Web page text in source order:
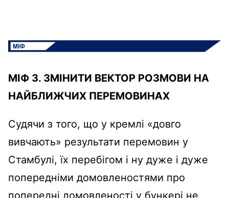
МІФ 3. ЗМІНИТИ ВЕКТОР РОЗМОВИ НА
НАЙБЛИЖЧИХ ПЕРЕМОВИНАХ
Судячи з того, що у кремлі «довго
вивчають» результати перемовин у
Стамбулі, їх перебігом і ну дуже і дуже
попередніми домовленостями про